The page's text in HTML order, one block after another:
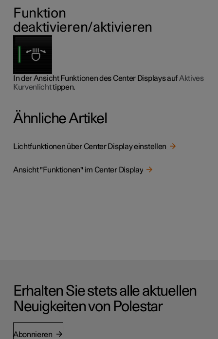
Funktion
deaktivieren/aktivieren
In der Ansicht Funktionen des Center Displays aufAktives
Kurvenlichttippen.
Ähnliche Artikel
Lichtfunktionen über Center Display einstellen
Ansicht "Funktionen" im Center Display
Erhalten Sie stets alle aktuellen
Neuigkeiten von Polestar
Abonnieren